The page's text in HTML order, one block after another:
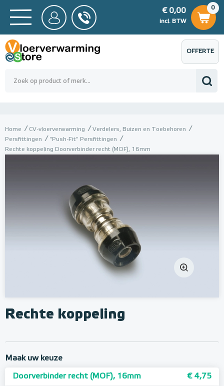
BTW
0,00
0
€ 0,00
incl. BTW
€ 0,00
OFFERTE
AANVRAGEN
Home CV-vloerverwarming
Verdelers, Buizen en Toebehoren
Persfittingen
"Push-Fit" Persfittingen
Rechte koppeling Doorverbinder recht (MOF), 16mm
Rechte koppeling
Maak uw keuze
Doorverbinder recht (MOF), 16mm € 4,75